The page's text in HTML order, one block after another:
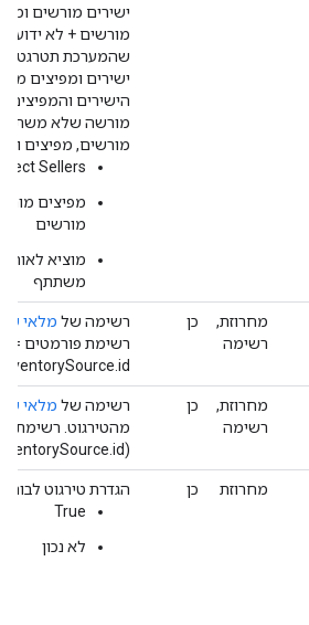
ישירים מורשים
מורשים + לא ידוע.
שהמערכת תטרגט
ישירים ומפיצים
הישירים והמפיצים
מורשה שלא
מורשים, מפיצים
Sellers
מפיצים
מורשים
מוציא לאור
משתתף
מחרוזת,
רשימה
כן רשימה של מלאי
InventorySource.id;).
מחרוזת,
רשימה
כן רשימה של מלאי
מהטירגוט. רשימת
(InventorySource.id; InventorySource.id;).
מחרוזת כן
הגדרת טירגוט
True
לא נכון